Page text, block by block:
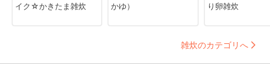
イク☆かきたま雑炊
かゆ）
り卵雑炊
雑炊のカテゴリへ